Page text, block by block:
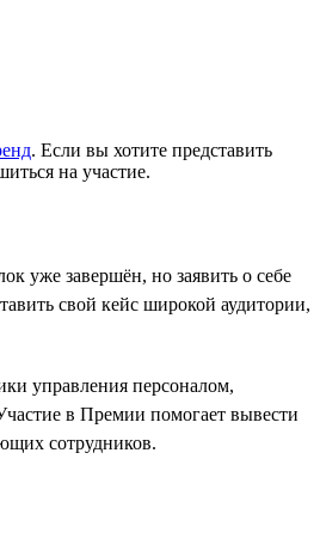
. Если вы хотите представить
на участие.
уже завершён, но заявить о себе
свой кейс широкой аудитории,
управления персоналом,
в Премии помогает вывести
сотрудников.